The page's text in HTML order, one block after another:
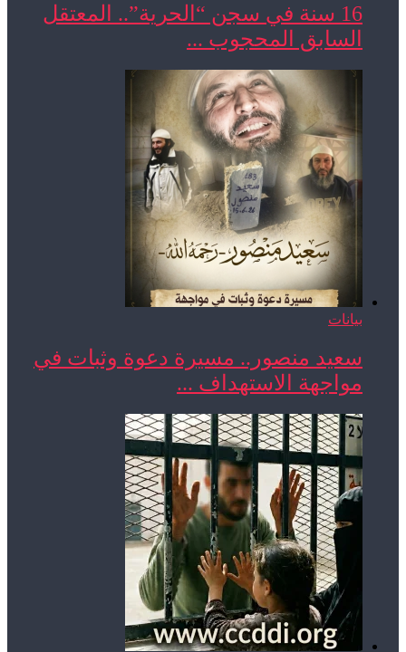
16 سنة في سجن “الحرية”.. المعتقل
السابق المحجوب ...
بيانات
سعيد منصور.. مسيرة دعوة وثبات في
مواجهة الاستهداف ...